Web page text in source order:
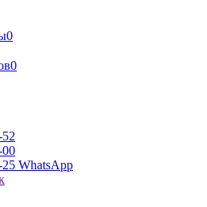
0
0
00
25 WhatsApp